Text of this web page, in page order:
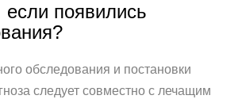
если появились
обследования и постановки
следует совместно с лечащим